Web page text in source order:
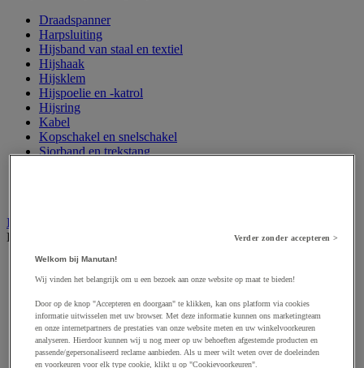
Draadspanner
Harpsluiting
Hijsband van staal en textiel
Hijshaak
Hijsklem
Hijspoelie en -katrol
Hijsring
Kabel
Kopschakel en snelschakel
Sjorband en trekstang
Industriële en magazijnstellingen
Bekijk de hele productgroep
Doorschuifstelling en doorrolstelling
Draagarmstelling voor lange lasten
Lichte stelling
Middelzware stelling
Palletstelling
Rek voor haspels en spoelen
Verder zonder accepteren >
Welkom bij Manutan!
Wij vinden het belangrijk om u een bezoek aan onze website op maat te bieden!
Door op de knop "Accepteren en doorgaan" te klikken, kan ons platform via cookies
informatie uitwisselen met uw browser. Met deze informatie kunnen ons marketingteam
en onze internetpartners de prestaties van onze website meten en uw winkelvoorkeuren
analyseren. Hierdoor kunnen wij u nog meer op uw behoeften afgestemde producten en
passende/gepersonaliseerd reclame aanbieden. Als u meer wilt weten over de doeleinden
en voorkeuren voor elk type cookie, klikt u op "Cookievoorkeuren".